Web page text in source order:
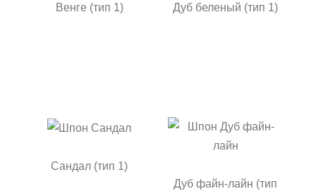
Венге (тип 1) Дуб беленый (тип 1)
Сандал (тип 1)
Дуб файн-лайн (тип